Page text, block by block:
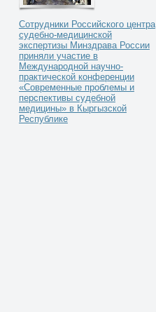
Сотрудники Российского центра
судебно-медицинской
экспертизы Минздрава России
приняли участие в
Международной научно-
практической конференции
«Современные проблемы и
перспективы судебной
медицины» в Кыргызской
Республике